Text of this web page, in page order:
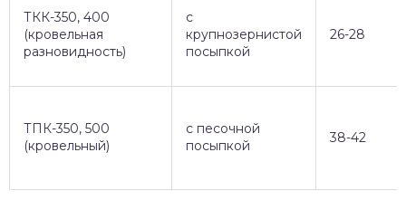
ТКК-350, 400
(кровельная
разновидность)
с
крупнозернистой
посыпкой
26-28
ТПК-350, 500
(кровельный)
с песочной
посыпкой
38-42